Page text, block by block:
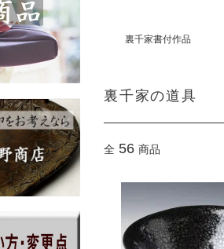
裏千家書付作品
裏千家の道具
全 56 商品